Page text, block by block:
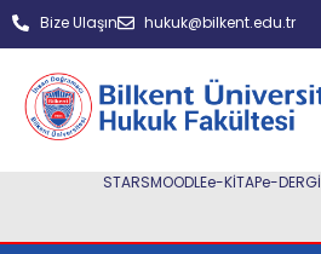
Bize Ulaşın hukuk@bilkent.edu.tr
STARSMOODLEe-KİTAPe-DERGİ